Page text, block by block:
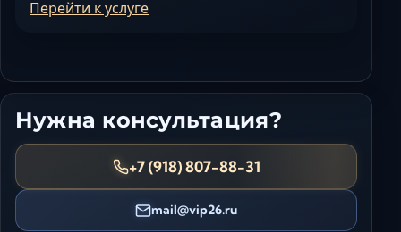
Перейти к услуге
Нужна консультация?
+7 (918) 807-88-31
mail@vip26.ru